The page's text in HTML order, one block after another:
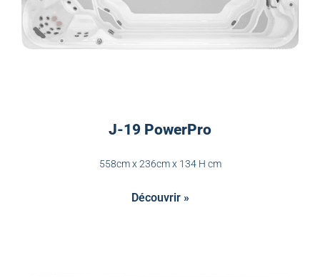
J-19 PowerPro
558cm x 236cm x 134 H cm
Découvrir »